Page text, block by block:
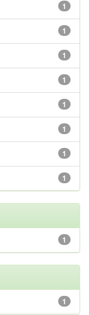
1
1
1
1
1
1
1
1
1
1